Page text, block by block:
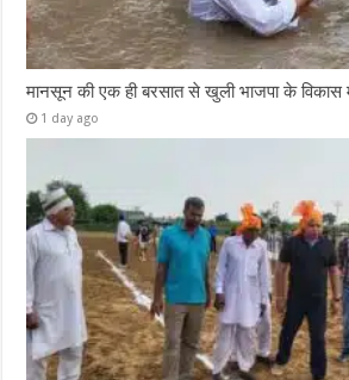
मानसून की एक ही बरसात से खुली भाजपा के विकास
1 day ago